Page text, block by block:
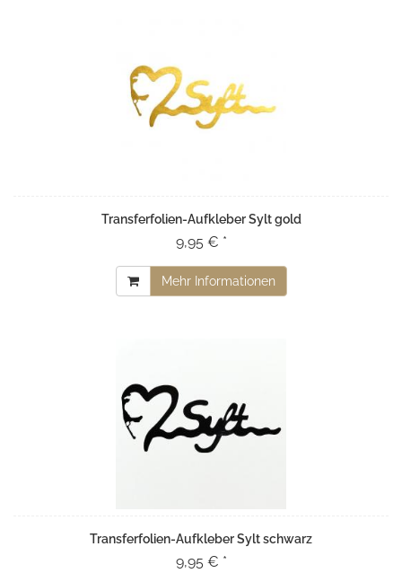
Transferfolien-Aufkleber Sylt gold
9,95 € *
Mehr Informationen
Transferfolien-Aufkleber Sylt schwarz
9,95 € *